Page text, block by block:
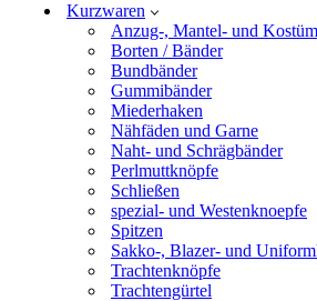
Kurzwaren
Anzug-, Mantel- und
Borten / Bänder
Bundbänder
Gummibänder
Miederhaken
Nähfäden und Garne
Naht- und Schrägbänder
Perlmuttknöpfe
Schließen
spezial- und Westenknoepfe
Spitzen
Sakko-, Blazer- und
Trachtenknöpfe
Trachtengürtel